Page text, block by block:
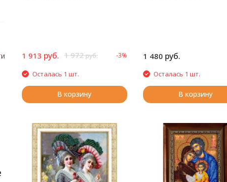
1 913 руб. 1 972руб. -3%
Осталась 1 шт.
В корзину
1 480 руб.
Осталась 1 шт.
В корзину